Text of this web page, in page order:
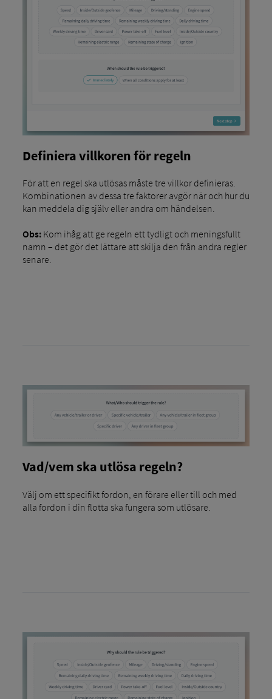
Definiera villkoren för regeln
För att en regel ska utlösas måste tre villkor definieras.
Kombinationen av dessa tre faktorer avgör när och hur du
kan meddela dig själv eller andra om händelsen.
Obs:Kom ihåg att ge regeln ett tydligt och meningsfullt
namn – det gör det lättare att skilja den från andra regler
senare.
Vad/vem ska utlösa regeln?
Välj om ett specifikt fordon, en förare eller till och med
alla fordon i din flotta ska fungera som utlösare.